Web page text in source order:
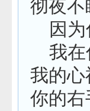
彻夜不
因
我在
我的
你的右